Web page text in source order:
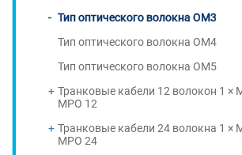
Тип оптического волокна OM3
Тип оптического волокна OM4
Тип оптического волокна OM5
Транковые кабели 12 волокон 1 ×
MPO 12
Транковые кабели 24 волокна 1 ×
MPO 24